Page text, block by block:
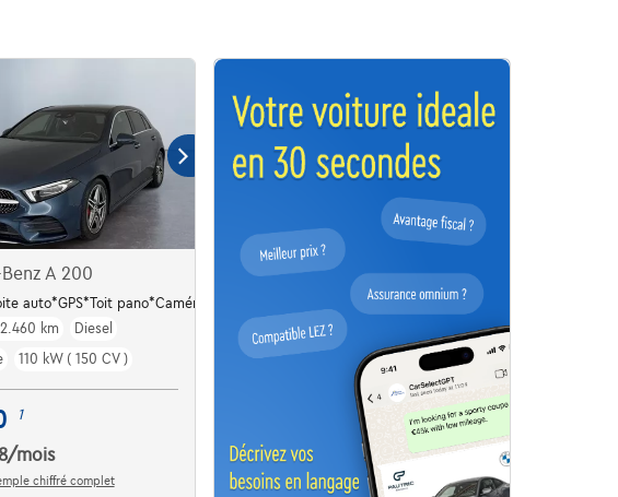
A 200
auto*GPS*Toit pano*Caméra*Capteurs Av/Ar
km
Diesel
110 kW ( 150 CV )
1
/mois
chiffré complet